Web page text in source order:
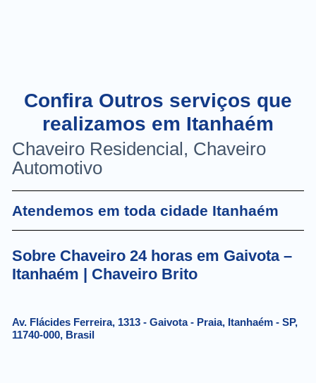
Confira Outros serviços que
realizamos em Itanhaém
Chaveiro Residencial, Chaveiro
Automotivo
Atendemos em toda cidade Itanhaém
Sobre Chaveiro 24 horas em Gaivota –
Itanhaém | Chaveiro Brito
Av. Flácides Ferreira, 1313 - Gaivota - Praia, Itanhaém - SP,
11740-000, Brasil